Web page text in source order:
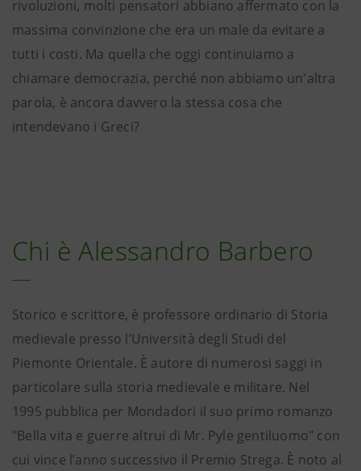
rivoluzioni, molti pensatori abbiano affermato con la
massima convinzione che era un male da evitare a
tutti i costi. Ma quella che oggi continuiamo a
chiamare democrazia, perché non abbiamo un'altra
parola, è ancora davvero la stessa cosa che
intendevano i Greci?
Chi è Alessandro Barbero
Storico e scrittore, è professore ordinario di Storia
medievale presso l’Università degli Studi del
Piemonte Orientale. È autore di numerosi saggi in
particolare sulla storia medievale e militare. Nel
1995 pubblica per Mondadori il suo primo romanzo
"Bella vita e guerre altrui di Mr. Pyle gentiluomo" con
cui vince l’anno successivo il Premio Strega. È noto al